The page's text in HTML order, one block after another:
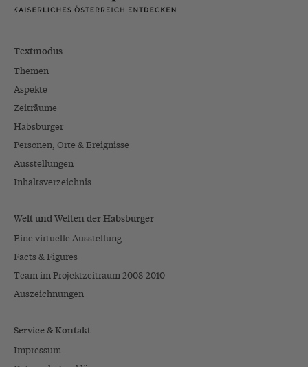
Textmodus
Themen
Aspekte
Zeiträume
Habsburger
Personen, Orte & Ereignisse
Ausstellungen
Inhaltsverzeichnis
Welt und Welten der Habsburger
Eine virtuelle Ausstellung
Facts & Figures
Team im Projektzeitraum 2008-2010
Auszeichnungen
Service & Kontakt
Impressum